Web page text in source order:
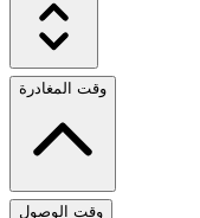
وقت المغادرة
وقت الوصول